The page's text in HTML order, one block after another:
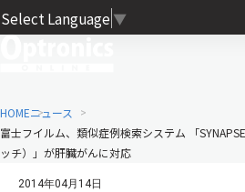
Select Language ▼
HOMEニュース
富士フイルム、類似症例検索システム 「
ッチ）」が肝臓がんに対応
2014年04月14日